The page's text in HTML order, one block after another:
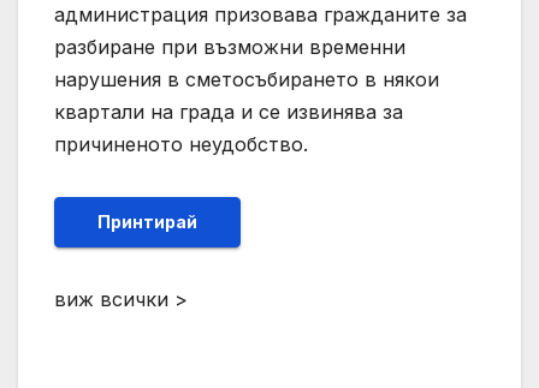
администрация призовава гражданите за
разбиране при възможни временни
нарушения в сметосъбирането в някои
квартали на града и се извинява за
причиненото неудобство.
Принтирай
виж всички >